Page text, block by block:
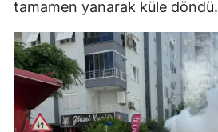
tamamen yanarak küle döndü.